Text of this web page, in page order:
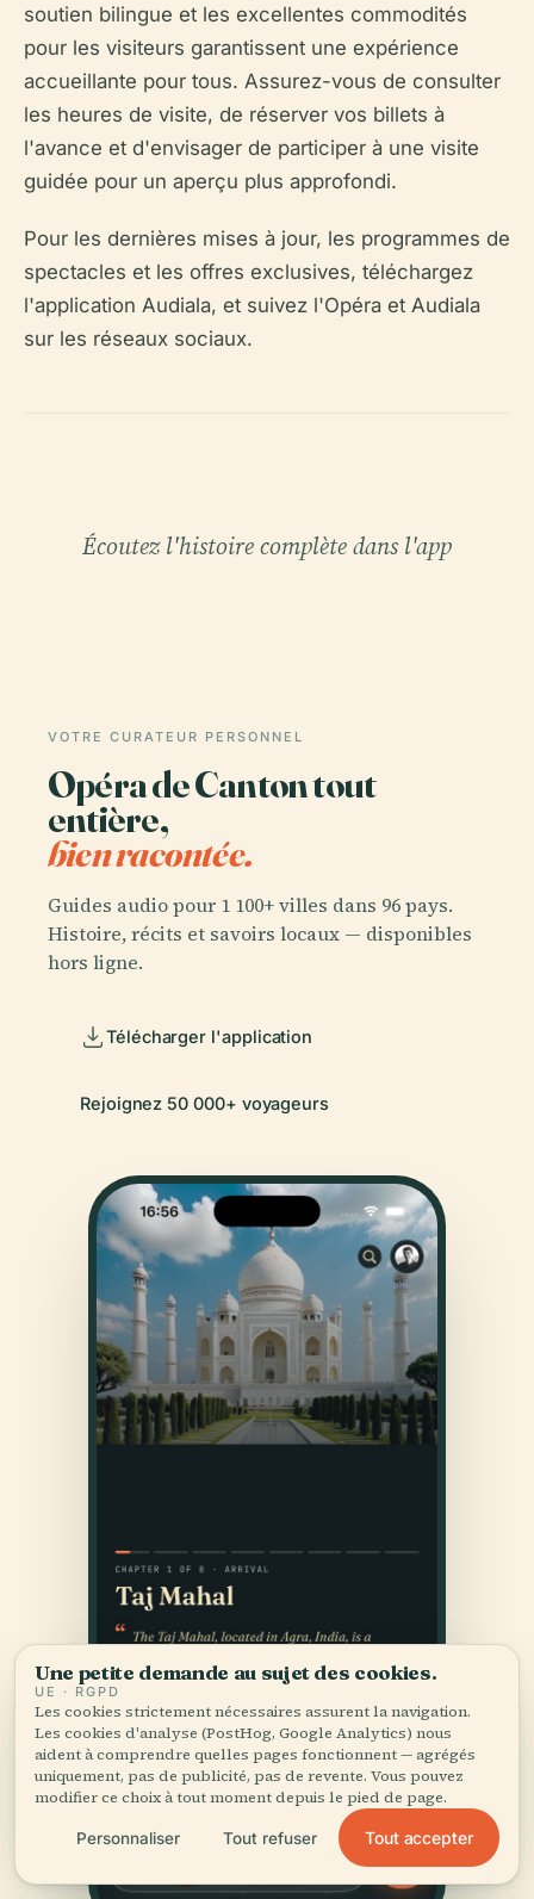
soutien bilingue et les excellentes commodités
pour les visiteurs garantissent une expérience
accueillante pour tous. Assurez-vous de consulter
les heures de visite, de réserver vos billets à
l'avance et d'envisager de participer à une visite
guidée pour un aperçu plus approfondi.
Pour les dernières mises à jour, les programmes de
spectacles et les offres exclusives, téléchargez
l'application Audiala, et suivez l'Opéra et Audiala
sur les réseaux sociaux.
Écoutez l'histoire complète dans l'app
VOTRE CURATEUR PERSONNEL
Opéra de Canton tout
entière,
bien racontée.
Guides audio pour 1 100+ villes dans 96 pays.
Histoire, récits et savoirs locaux — disponibles
hors ligne.
Télécharger l'application
Rejoignez 50 000+ voyageurs
Une petite demande au sujet des cookies.
UE · RGPD
Les cookies strictement nécessaires assurent la navigation.
Les cookies d'analyse (PostHog, Google Analytics) nous
aident à comprendre quelles pages fonctionnent — agrégés
uniquement, pas de publicité, pas de revente. Vous pouvez
modifier ce choix à tout moment depuis le pied de page.
Personnaliser Tout refuser Tout accepter